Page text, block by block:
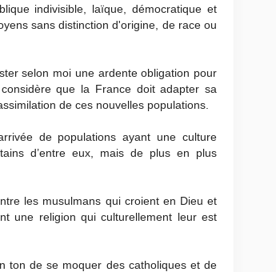
indivisible, laïque, démocratique et
sans distinction d'origine, de race ou
selon moi une ardente obligation pour
que la France doit adapter sa
de ces nouvelles populations.
de populations ayant une culture
d’entre eux, mais de plus en plus
les musulmans qui croient en Dieu et
une religion qui culturellement leur est
ton de se moquer des catholiques et de